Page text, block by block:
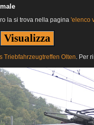
la si trova nella pagina 'elenco
Triebfahrzeugtreffen Olten. Per